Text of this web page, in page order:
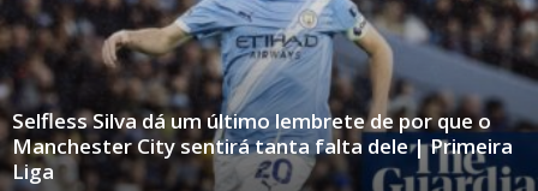
Selfless Silva dá um último lembrete de por que o
Manchester City sentirá tanta falta dele | Primeira
Liga